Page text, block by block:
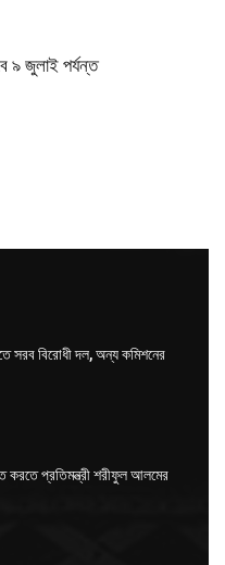
৯ জুলাই পর্যন্ত
সরব বিরোধী দল, অন্য কমিশনের
করতে প্রতিমন্ত্রী শরীফুল আলমের